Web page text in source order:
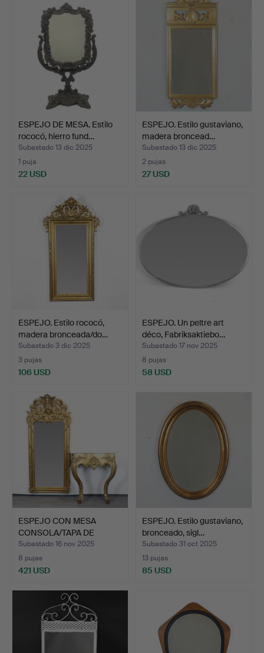
ESPEJO DE MESA. Estilo
rococó, hierro fund…
Subastado 13 dic 2025
1 puja
22 USD
ESPEJO. Estilo gustaviano,
madera broncead…
Subastado 13 dic 2025
2 pujas
27 USD
ESPEJO. Estilo rococó,
madera bronceada/do…
Subastado 3 dic 2025
3 pujas
106 USD
ESPEJO. Un peltre art
déco, Fabriksaktiebo…
Subastado 17 nov 2025
8 pujas
58 USD
ESPEJO CON MESA
CONSOLA/TAPA DE
MÁRMOL, es…
Subastado 16 nov 2025
8 pujas
421 USD
ESPEJO. Estilo gustaviano,
bronceado, sigl…
Subastado 31 oct 2025
13 pujas
85 USD